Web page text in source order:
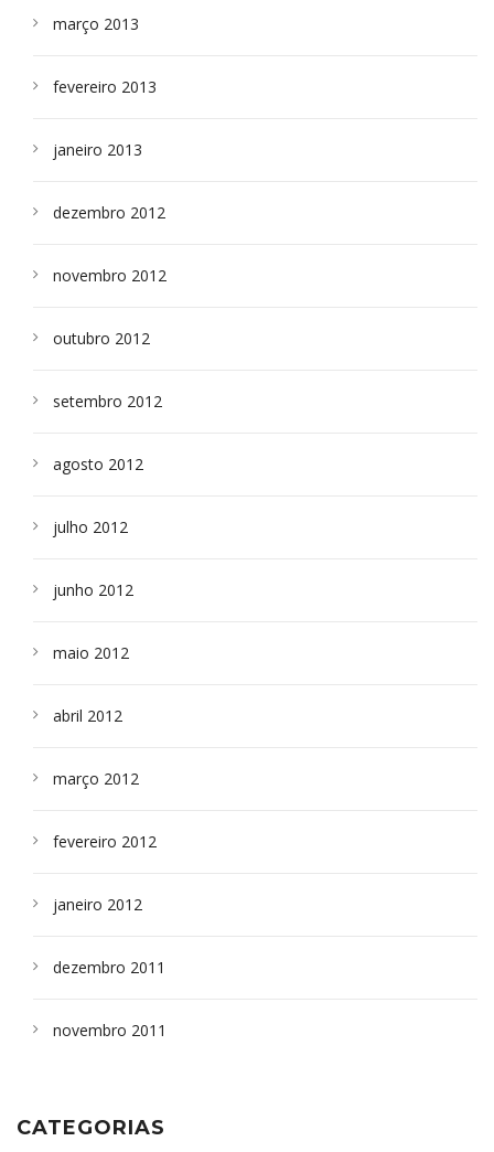
março 2013
fevereiro 2013
janeiro 2013
dezembro 2012
novembro 2012
outubro 2012
setembro 2012
agosto 2012
julho 2012
junho 2012
maio 2012
abril 2012
março 2012
fevereiro 2012
janeiro 2012
dezembro 2011
novembro 2011
CATEGORIAS